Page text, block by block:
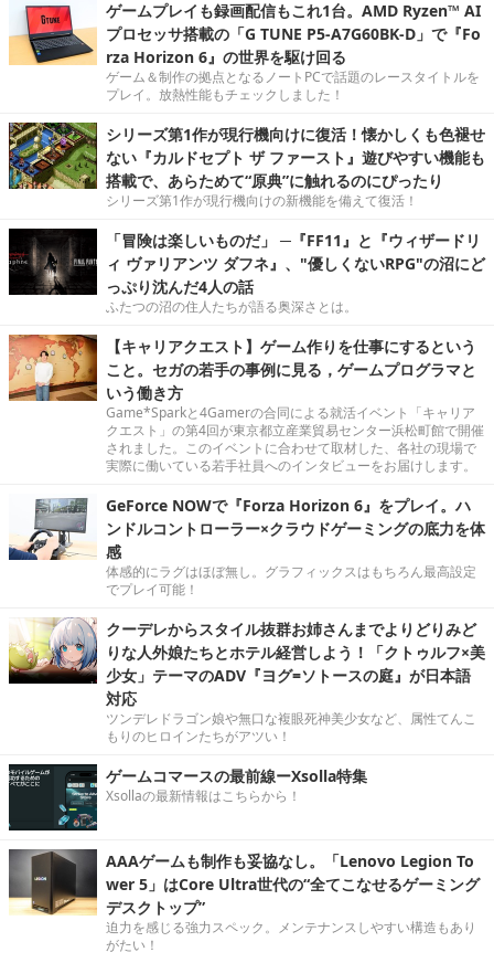
ゲームプレイも録画配信もこれ1台。AMD Ryzen™ AI
プロセッサ搭載の「G TUNE P5-A7G60BK-D」で『Fo
rza Horizon 6』の世界を駆け回る
ゲーム＆制作の拠点となるノートPCで話題のレースタイトルを
プレイ。放熱性能もチェックしました！
シリーズ第1作が現行機向けに復活！懐かしくも色褪せ
ない『カルドセプト ザ ファースト』遊びやすい機能も
搭載で、あらためて“原典”に触れるのにぴったり
シリーズ第1作が現行機向けの新機能を備えて復活！
「冒険は楽しいものだ」 ─『FF11』と『ウィザードリ
ィ ヴァリアンツ ダフネ』、"優しくないRPG"の沼にど
っぷり沈んだ4人の話
ふたつの沼の住人たちが語る奥深さとは。
【キャリアクエスト】ゲーム作りを仕事にするという
こと。セガの若手の事例に見る，ゲームプログラマと
いう働き方
Game*Sparkと4Gamerの合同による就活イベント「キャリア
クエスト」の第4回が東京都立産業貿易センター浜松町館で開催
されました。このイベントに合わせて取材した、各社の現場で
実際に働いている若手社員へのインタビューをお届けします。
GeForce NOWで『Forza Horizon 6』をプレイ。ハ
ンドルコントローラー×クラウドゲーミングの底力を体
感
体感的にラグはほぼ無し。グラフィックスはもちろん最高設定
でプレイ可能！
クーデレからスタイル抜群お姉さんまでよりどりみど
りな人外娘たちとホテル経営しよう！「クトゥルフ×美
少女」テーマのADV『ヨグ=ソトースの庭』が日本語
対応
ツンデレドラゴン娘や無口な複眼死神美少女など、属性てんこ
もりのヒロインたちがアツい！
ゲームコマースの最前線ーXsolla特集
Xsollaの最新情報はこちらから！
AAAゲームも制作も妥協なし。「Lenovo Legion To
wer 5」はCore Ultra世代の“全てこなせるゲーミング
デスクトップ”
迫力を感じる強力スペック。メンテナンスしやすい構造もあり
がたい！